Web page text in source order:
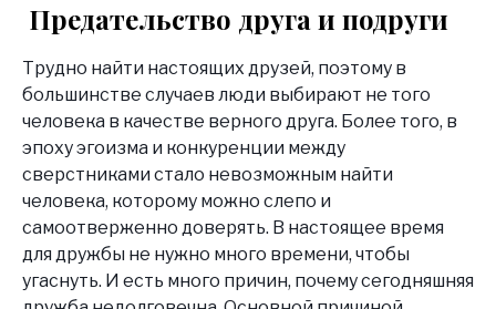
Предательство друга и подруги
Трудно найти настоящих друзей, поэтому в
большинстве случаев люди выбирают не того
человека в качестве верного друга. Более того, в
эпоху эгоизма и конкуренции между
сверстниками стало невозможным найти
человека, которому можно слепо и
самоотверженно доверять. В настоящее время
для дружбы не нужно много времени, чтобы
угаснуть. И есть много причин, почему сегодняшняя